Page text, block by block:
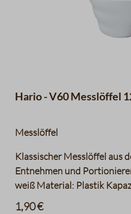
Hario - V60 Messlöffel
Messlöffel
Klassischer Messlöffel aus
Entnehmen und Portionieren
weiß Material: Plastik
mm Breite: ca. 53 mm Höhe:
1,90 €